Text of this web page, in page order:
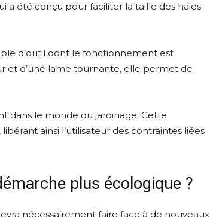
a été conçu pour faciliter la taille des haies
d’outil dont le fonctionnement est
et d’une lame tournante, elle permet de
dans le monde du jardinage. Cette
ainsi l’utilisateur des contraintes liées
plus écologique ?
nécessairement faire face à de nouveaux